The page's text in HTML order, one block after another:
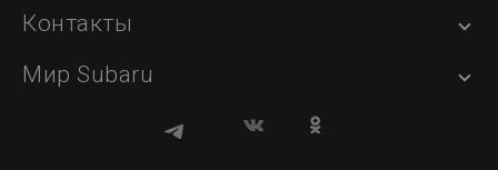
Контакты
Мир Subaru